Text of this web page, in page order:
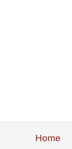
Home